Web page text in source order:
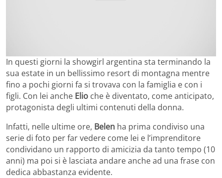
In questi giorni la showgirl argentina sta terminando la
sua estate in un bellissimo resort di montagna mentre
fino a pochi giorni fa si trovava con la famiglia e con i
figli. Con lei anche Elio che è diventato, come anticipato,
protagonista degli ultimi contenuti della donna.
Infatti, nelle ultime ore, Belen ha prima condiviso una
serie di foto per far vedere come lei e l’imprenditore
condividano un rapporto di amicizia da tanto tempo (10
anni) ma poi si è lasciata andare anche ad una frase con
dedica abbastanza evidente.